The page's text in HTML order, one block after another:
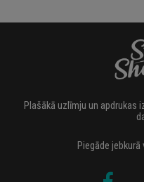
Plašākā uzlīmju un apdrukas
Piegāde